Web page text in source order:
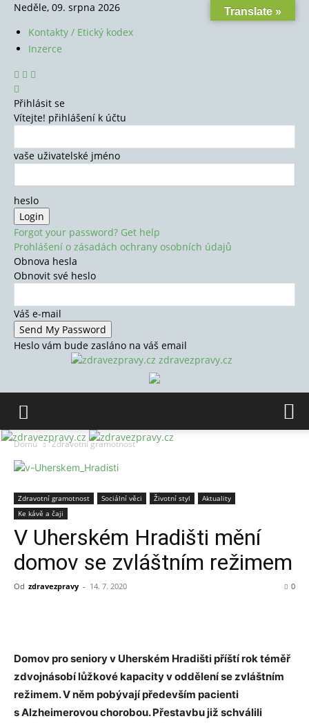
Neděle, 09. srpna 2026
Kontakty / Etický kodex
Inzerce
Přihlásit se
Vítejte! přihlášení k účtu
vaše uživatelské jméno
heslo
Forgot your password? Get help
Prohlášení o zásadách ochrany osobních údajů
Obnova hesla
Obnovit své heslo
Váš e-mail
Heslo vám bude zasláno na váš email
zdravezpravy.cz
Domů Zdravotní gramotnost
Zdravotní gramotnost Sociální věci Životní styl
Aktuality
Ke kávě a čaji
V Uherském Hradišti mění
domov se zvláštním režimem
Od zdravezpravy - 14. 7. 2020 0
Domov pro seniory v Uherském Hradišti příští rok téměř
zdvojnásobí lůžkové kapacity v oddělení se zvláštním
režimem. V něm pobývají především pacienti
s Alzheimerovou chorobou. Přestavbu již schválili
Translate »